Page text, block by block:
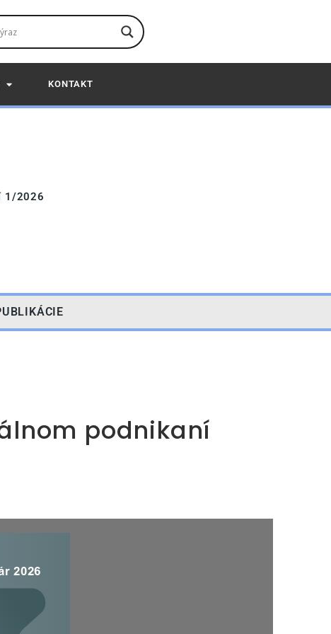
KONTAKT
1/2026
podnikaní